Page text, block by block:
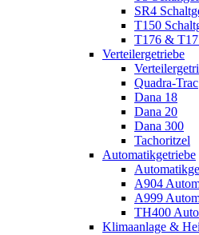
SR4
T150
T176 &
Verteilergetriebe
Quadra-Trac
Dana 18
Dana 20
Dana 300
Tachoritzel
Automatikgetriebe
A904
A999
TH400
Klimaanlage &